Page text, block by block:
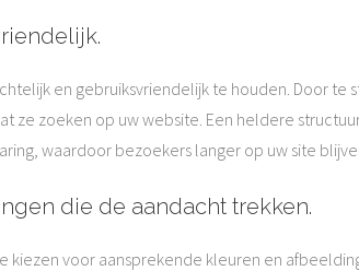
en gebruiksvriendelijk te houden. Door
ze zoeken op uw website. Een heldere
waardoor bezoekers langer op uw site
die de aandacht trekken.
voor aansprekende kleuren en